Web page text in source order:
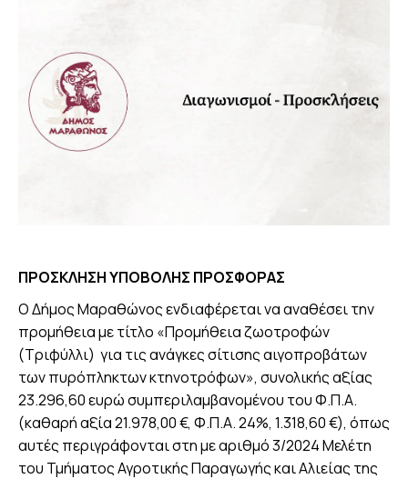
ΠΡΟΣΚΛΗΣΗ ΥΠΟΒΟΛΗΣ ΠΡΟΣΦΟΡΑΣ
Ο Δήμος Μαραθώνος ενδιαφέρεται να αναθέσει την
προμήθεια με τίτλο «Προμήθεια ζωοτροφών
(Τριφύλλι) για τις ανάγκες σίτισης αιγοπροβάτων
των πυρόπληκτων κτηνοτρόφων», συνολικής αξίας
23.296,60 ευρώ συμπεριλαμβανομένου του Φ.Π.Α.
(καθαρή αξία 21.978,00 €, Φ.Π.Α. 24%, 1.318,60 €), όπως
αυτές περιγράφονται στη με αριθμό 3/2024 Μελέτη
του Τμήματος Αγροτικής Παραγωγής και Αλιείας της